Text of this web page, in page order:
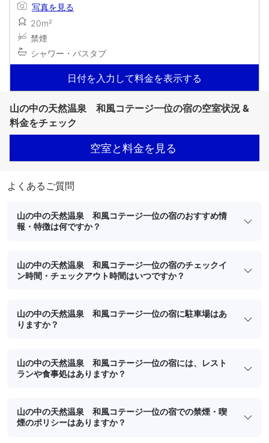
写真を見る
20m²
禁煙
シャワー・バスタブ
日付を入力して料金を表示する
山の中の天然温泉 和風コテージ一位の宿の空室状況 &
料金をチェック
空室と料金を見る
よくあるご質問
山の中の天然温泉 和風コテージ一位の宿のおすすめ情
報・特徴は何ですか？
山の中の天然温泉 和風コテージ一位の宿のチェックイ
ン時間・チェックアウト時間はいつですか？
山の中の天然温泉 和風コテージ一位の宿に駐車場はあ
りますか？
山の中の天然温泉 和風コテージ一位の宿には、レスト
ランや食事処はありますか？
山の中の天然温泉 和風コテージ一位の宿での禁煙・喫
煙のポリシーはありますか？